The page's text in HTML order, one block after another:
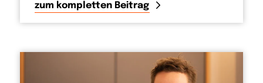
zum kompletten Beitrag